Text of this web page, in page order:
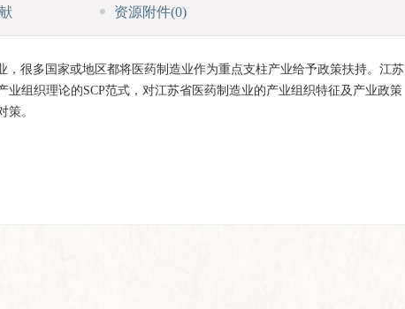
资源附件(0)
很多国家或地区都将医药制造业作为重点支柱产业给予政策扶持。江苏
组织理论的SCP范式，对江苏省医药制造业的产业组织特征及产业政策
策。